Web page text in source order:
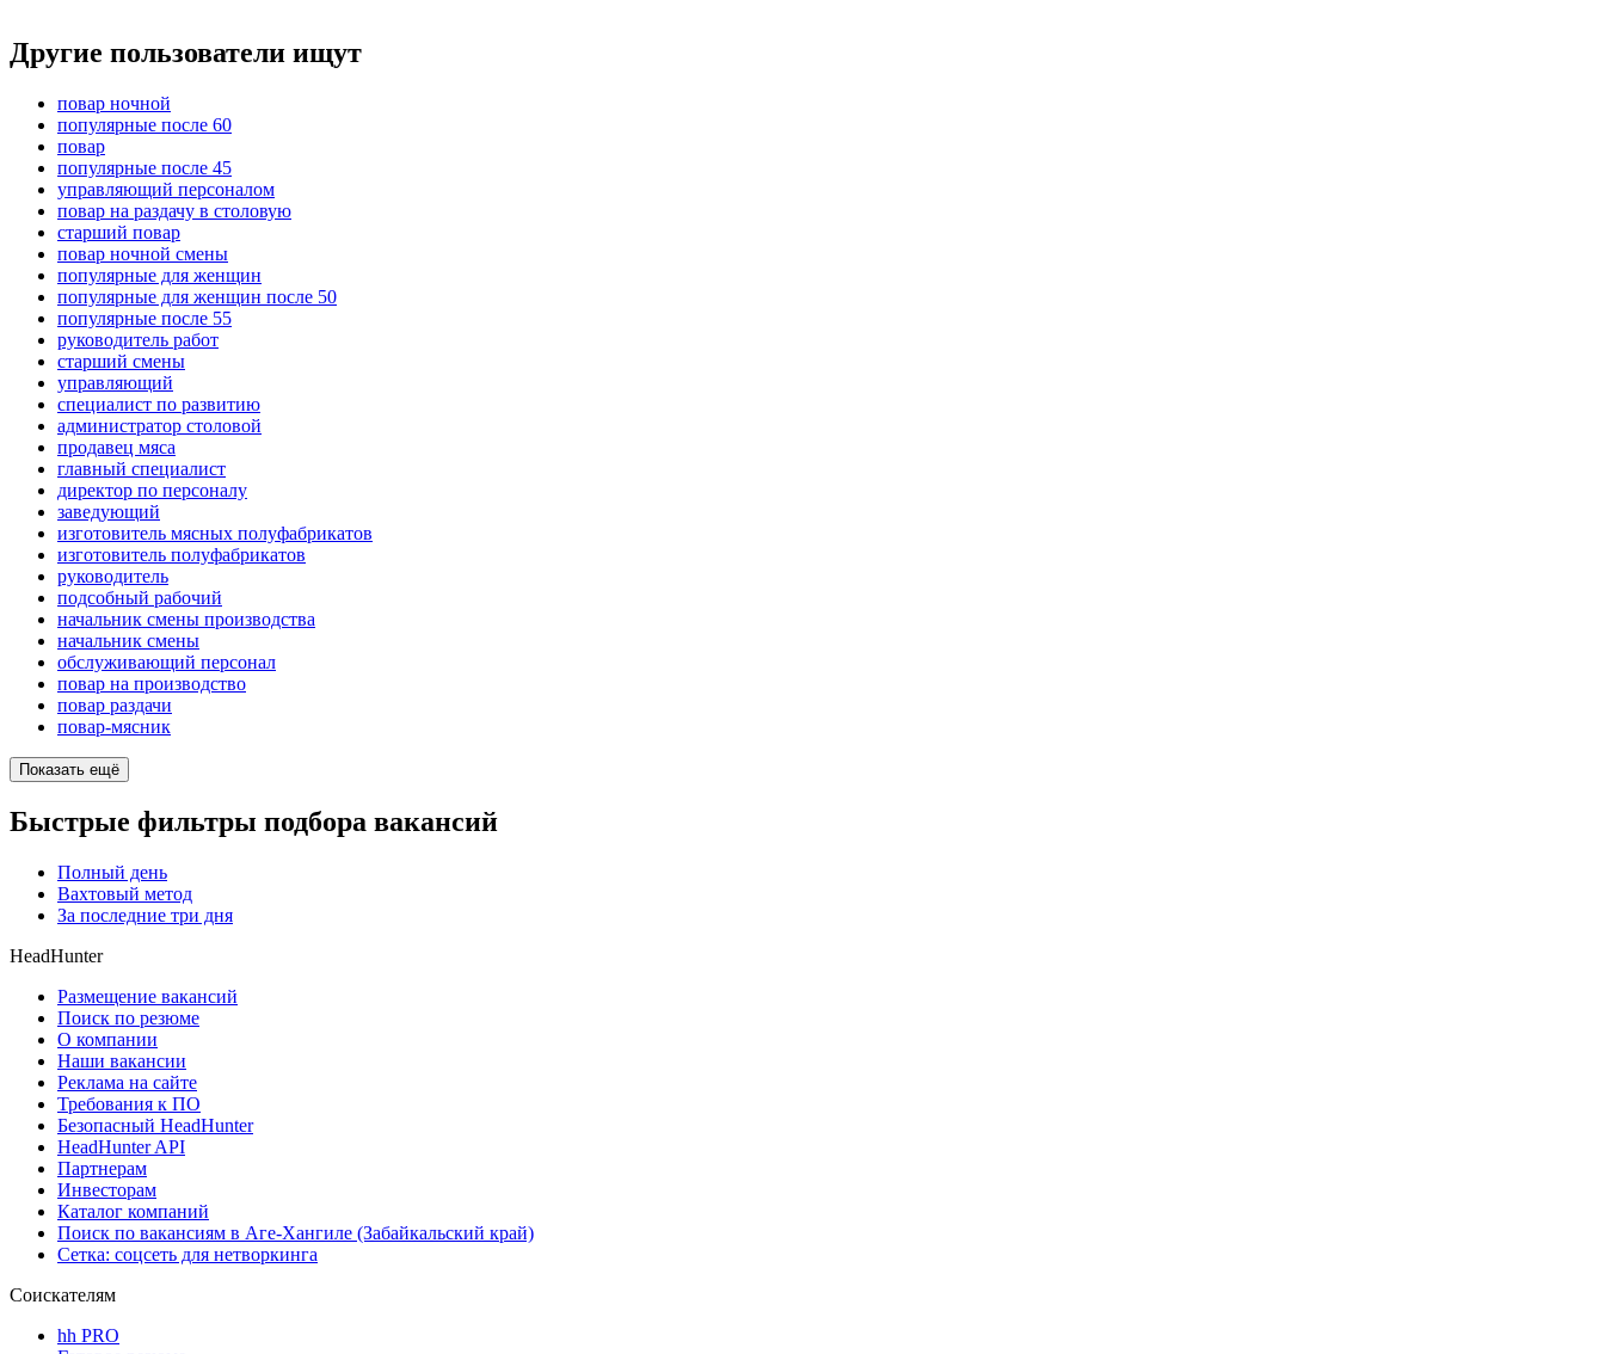
Другие пользователи ищут
повар ночной
популярные после 60
повар
популярные после 45
управляющий персоналом
повар на раздачу в столовую
старший повар
повар ночной смены
популярные для женщин
популярные для женщин после 50
популярные после 55
руководитель работ
старший смены
управляющий
специалист по развитию
администратор столовой
продавец мяса
главный специалист
директор по персоналу
заведующий
изготовитель мясных полуфабрикатов
изготовитель полуфабрикатов
руководитель
подсобный рабочий
начальник смены производства
начальник смены
обслуживающий персонал
повар на производство
повар раздачи
повар-мясник
Показать ещё
Быстрые фильтры подбора вакансий
Полный день
Вахтовый метод
За последние три дня
HeadHunter
Размещение вакансий
Поиск по резюме
О компании
Наши вакансии
Реклама на сайте
Требования к ПО
Безопасный HeadHunter
HeadHunter API
Партнерам
Инвесторам
Каталог компаний
Поиск по вакансиям в Аге-Хангиле (Забайкальский край)
Сетка: соцсеть для нетворкинга
Соискателям
hh PRO